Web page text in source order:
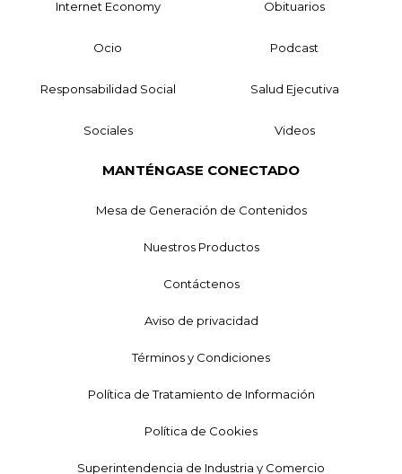
Internet Economy Obituarios
Ocio Podcast
Responsabilidad Social Salud Ejecutiva
Sociales Videos
MANTÉNGASE CONECTADO
Mesa de Generación de Contenidos
Nuestros Productos
Contáctenos
Aviso de privacidad
Términos y Condiciones
Política de Tratamiento de Información
Política de Cookies
Superintendencia de Industria y Comercio